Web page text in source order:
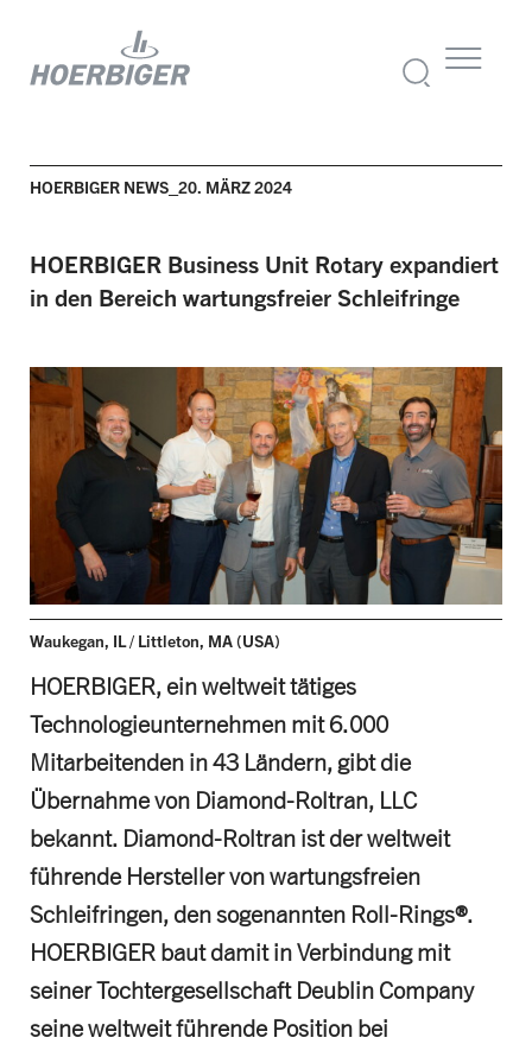
HOERBIGER NEWS_20. MÄRZ 2024
HOERBIGER Business Unit Rotary expandiert
in den Bereich wartungsfreier Schleifringe
Waukegan, IL / Littleton, MA (USA)
HOERBIGER, ein weltweit tätiges
Technologieunternehmen mit 6.000
Mitarbeitenden in 43 Ländern, gibt die
Übernahme von Diamond-Roltran, LLC
bekannt. Diamond-Roltran ist der weltweit
führende Hersteller von wartungsfreien
Schleifringen, den sogenannten Roll-Rings®.
HOERBIGER baut damit in Verbindung mit
seiner Tochtergesellschaft Deublin Company
seine weltweit führende Position bei